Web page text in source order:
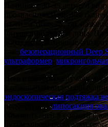
Начиная с 30-35 летнего
проявления смещения
их силы тяжести, так
(опущение) тканей лица. На
добавлять различные
безоперационный Deep
ультраформер
Но в некоторых случаях
к отдельным видам
эндоскопическая подтяжка
подбородке -липосакция
объема тканей в области
путем микро-пересадки